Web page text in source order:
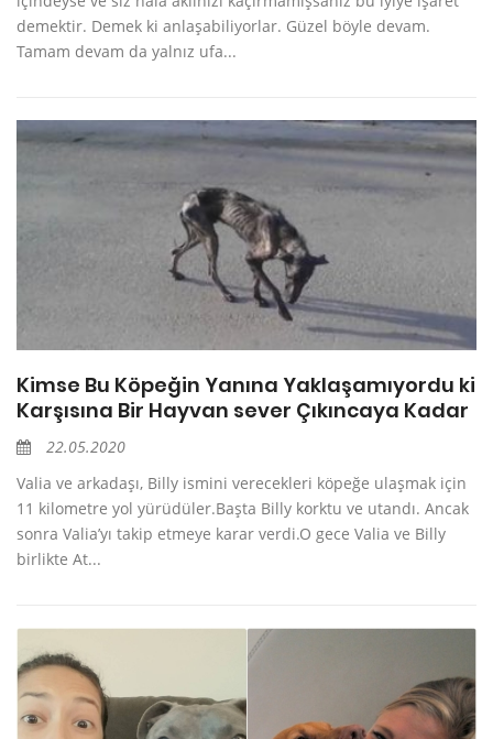
demektir. Demek ki anlaşabiliyorlar. Güzel böyle devam.
Tamam devam da yalnız ufa...
Kimse Bu Köpeğin Yanına Yaklaşamıyordu ki
Karşısına Bir Hayvan sever Çıkıncaya Kadar
22.05.2020
Valia ve arkadaşı, Billy ismini verecekleri köpeğe ulaşmak için
11 kilometre yol yürüdüler.Başta Billy korktu ve utandı. Ancak
sonra Valia’yı takip etmeye karar verdi.O gece Valia ve Billy
birlikte At...